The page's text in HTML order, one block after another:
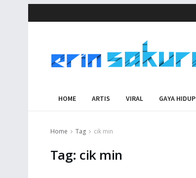
HOME ARTIS VIRAL GAYA HIDUP
Home Tag cik min
Tag: cik min